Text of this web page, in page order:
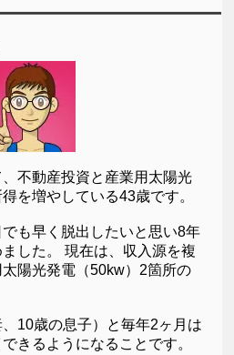
不動産投資と産業用太陽光
を増やしている43歳です。
も早く脱出したいと思い8年
した。 現在は、収入源を複
陽光発電（50kw）2箇所の
10歳の息子）と毎年2ヶ月は
きるようになることです。